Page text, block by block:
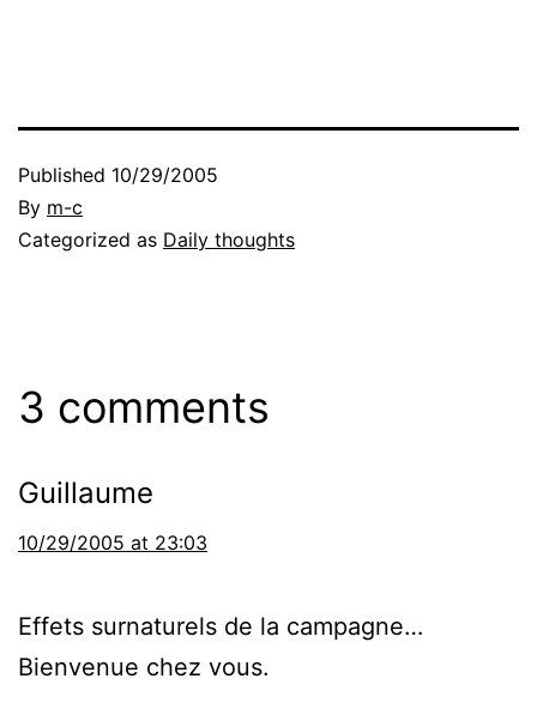
Published 10/29/2005
By m-c
Categorized as Daily thoughts
3 comments
Guillaume
10/29/2005 at 23:03
Effets surnaturels de la campagne…
Bienvenue chez vous.